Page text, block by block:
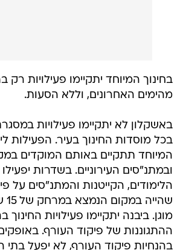
בחינוך המיוחד יתקיימו פעילויות
מהימים האחרונים, וללא הסעות.
באשקלון לא יתקיימו פעילויות
בכל מוסדות החינוך בעיר. הפעילות
המיוחד תתקיים באותם המוקדים
ובמתנ"סים העירוניים. בשדרות
הלימודים, הקייטנות והמתנ"סים על
מוגן. ביבנה יתקיימו פעילויות
ההתגוננות של פיקוד העורף.
בהנחיות פיקוד העורף, לא יפעל בתי